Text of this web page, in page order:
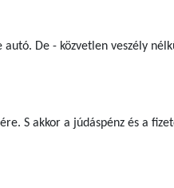
De - közvetlen veszély
S akkor a júdáspénz és a